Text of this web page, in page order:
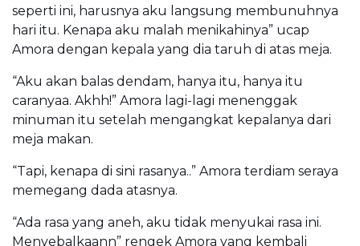
seperti ini, harusnya aku langsung membunuhnya
hari itu. Kenapa aku malah menikahinya” ucap
Amora dengan kepala yang dia taruh di atas meja.
“Aku akan balas dendam, hanya itu, hanya itu
caranyaa. Akhh!” Amora lagi-lagi menenggak
minuman itu setelah mengangkat kepalanya dari
meja makan.
“Tapi, kenapa di sini rasanya..” Amora terdiam seraya
memegang dada atasnya.
“Ada rasa yang aneh, aku tidak menyukai rasa ini.
Menyebalkaann” rengek Amora yang kembali